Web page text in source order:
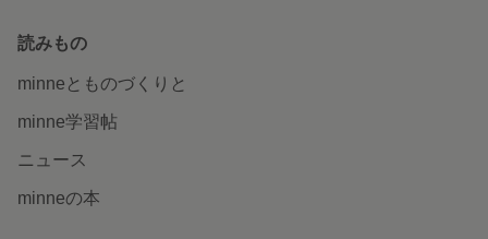
読みもの
minneとものづくりと
minne学習帖
ニュース
minneの本